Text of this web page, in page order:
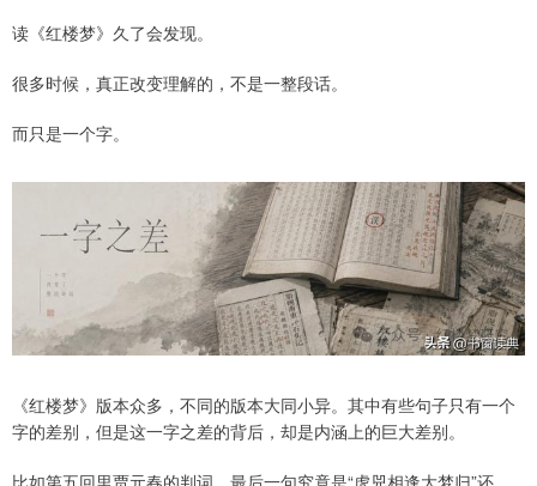
读《红楼梦》久了会发现。
很多时候，真正改变理解的，不是一整段话。
而只是一个字。
《红楼梦》版本众多，不同的版本大同小异。其中有些句子只有一个
字的差别，但是这一字之差的背后，却是内涵上的巨大差别。